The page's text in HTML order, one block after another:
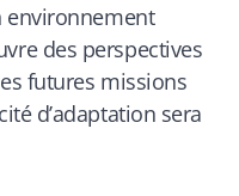
environnement
des perspectives
futures missions
d’adaptation sera